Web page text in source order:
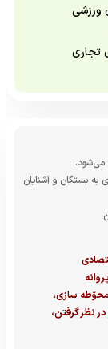
ورزشی
تجاری
بستگان و آشنایان
سازی،
نظر گرفتن،